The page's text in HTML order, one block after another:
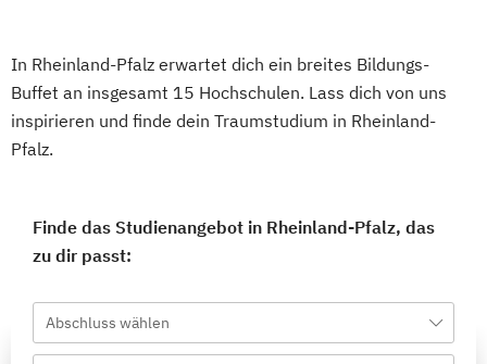
In Rheinland-Pfalz erwartet dich ein breites Bildungs-
Buffet an insgesamt 15 Hochschulen. Lass dich von uns
inspirieren und finde dein Traumstudium in Rheinland-
Pfalz.
Finde das Studienangebot in Rheinland-Pfalz, das
zu dir passt:
Abschluss wählen